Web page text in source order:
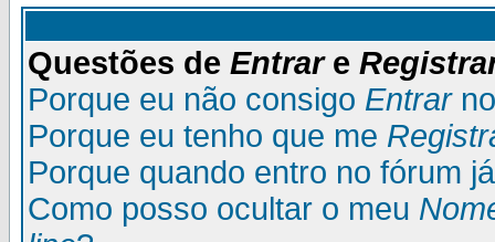
Questões de Entrare
Porque eu não consigo Entrar
Porque eu tenho que me
Porque quando entro no fórum
Como posso ocultar o meu